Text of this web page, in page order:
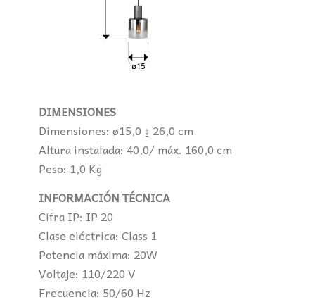
DIMENSIONES
Dimensiones: ø15,0 ↨ 26,0 cm
Altura instalada: 40,0/ máx. 160,0 cm
Peso: 1,0 Kg
INFORMACIÓN TÉCNICA
Cifra IP: IP 20
Clase eléctrica: Class 1
Potencia máxima: 20W
Voltaje: 110/220 V
Frecuencia: 50/60 Hz